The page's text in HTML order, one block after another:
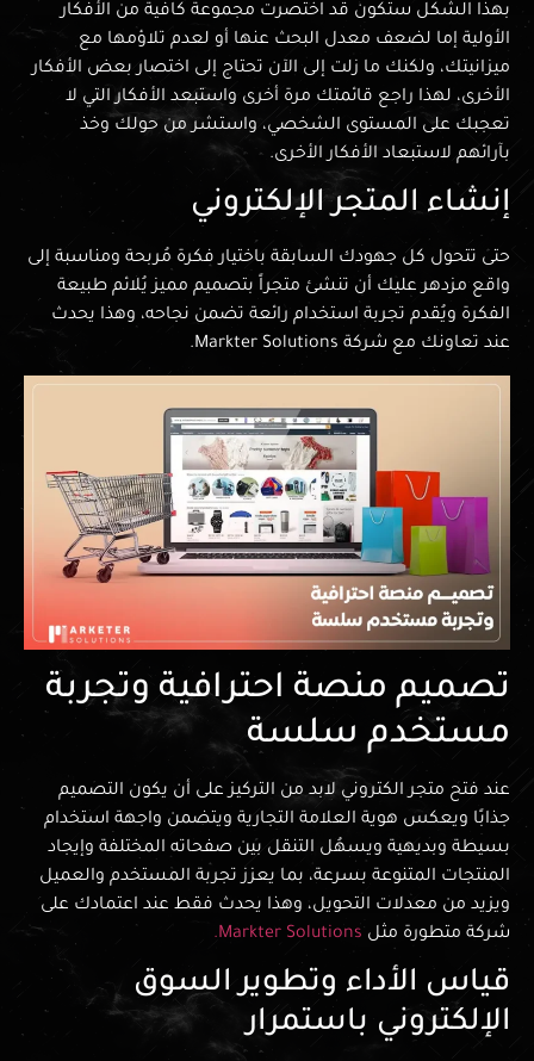
بهذا الشكل ستكون قد اختصرت مجموعة كافية من الأفكار
الأولية إما لضعف معدل البحث عنها أو لعدم تلاؤمها مع
ميزانيتك، ولكنك ما زلت إلى الآن تحتاج إلى اختصار بعض الأفكار
الأخرى، لهذا راجع قائمتك مرة أخرى واستبعد الأفكار التي لا
تعجبك على المستوى الشخصي، واستشر من حولك وخذ
بآرائهم لاستبعاد الأفكار الأخرى.
إنشاء المتجر الإلكتروني
حتى تتحول كل جهودك السابقة باختيار فكرة مُربحة ومناسبة إلى
واقع مزدهر عليك أن تنشئ متجراً بتصميم مميز يُلائم طبيعة
الفكرة ويُقدم تجربة استخدام رائعة تضمن نجاحه، وهذا يحدث
عند تعاونك مع شركة Markter Solutions.
تصميم منصة احترافية وتجربة
مستخدم سلسة
عند فتح متجر الكتروني لابد من التركيز على أن يكون التصميم
جذابًا ويعكس هوية العلامة التجارية ويتضمن واجهة استخدام
بسيطة وبديهية ويسهُل التنقل بين صفحاته المختلفة وإيجاد
المنتجات المتنوعة بسرعة، بما يعزز تجربة المستخدم والعميل
ويزيد من معدلات التحويل، وهذا يحدث فقط عند اعتمادك على
شركة متطورة مثل Markter Solutions.
قياس الأداء وتطوير السوق
الإلكتروني باستمرار